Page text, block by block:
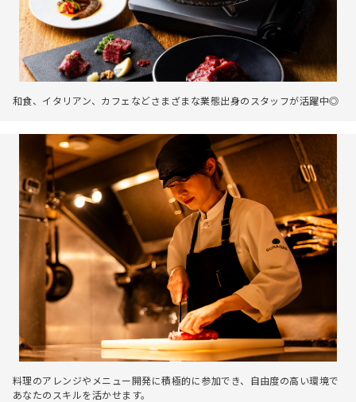
和食、イタリアン、カフェなどさまざまな業態出身のスタッフが活躍中◎
料理のアレンジやメニュー開発に積極的に参加でき、自由度の高い環境で
あなたのスキルを活かせます。